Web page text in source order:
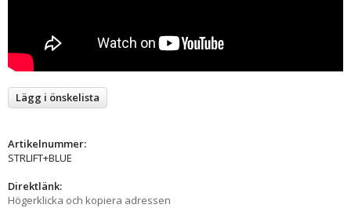
Lägg i önskelista
Artikelnummer:
STRLIFT+BLUE
Direktlänk:
Högerklicka och kopiera adressen